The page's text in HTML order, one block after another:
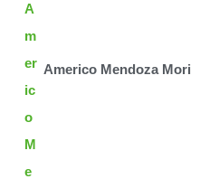
Americo Mendoza Mori